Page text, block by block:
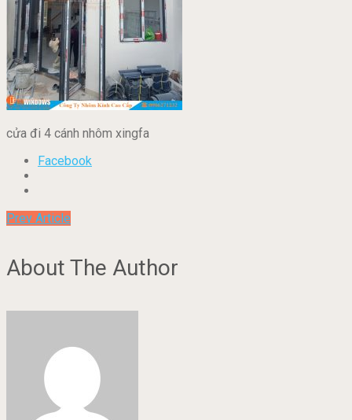
cửa đi 4 cánh nhôm xingfa
Facebook
Prev Article
About The Author